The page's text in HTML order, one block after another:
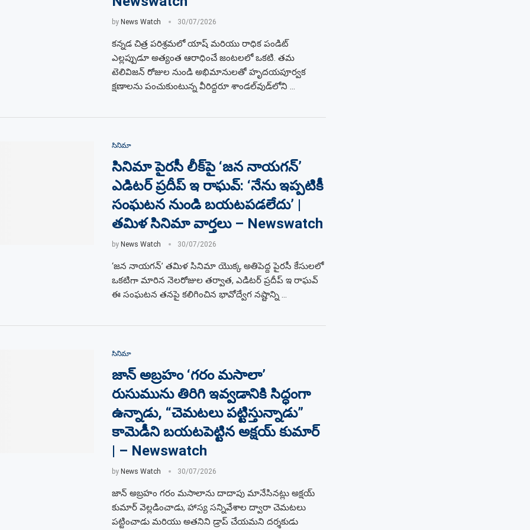
by News Watch 30/07/2026
కన్నడ చిత్ర పరిశ్రమలో యాష్ మరియు రాధిక పండిట్
ఎల్లప్పుడూ అత్యంత ఆరాధించే జంటలలో ఒకటి. తమ
టెలివిజన్ రోజుల నుండి అభిమానులతో హృదయపూర్వక
క్షణాలను పంచుకుంటున్న వీరిద్దరూ శాండల్‌వుడ్‌లోని …
సినిమా
సినిమా పైరసీ లీక్‌పై ‘జన నాయగన్’
ఎడిటర్ ప్రదీప్ ఇ రాఘవ్: ‘నేను ఇప్పటికీ
సంఘటన నుండి బయటపడలేదు’ |
తమిళ సినిమా వార్తలు – Newswatch
by News Watch 30/07/2026
‘జన నాయగన్’ తమిళ సినిమా యొక్క అతిపెద్ద పైరసీ కేసులలో
ఒకటిగా మారిన నెలరోజుల తర్వాత, ఎడిటర్ ప్రదీప్ ఇ రాఘవ్
ఈ సంఘటన తనపై కలిగించిన భావోద్వేగ నష్టాన్ని …
సినిమా
జాన్ అబ్రహం ‘గరం మసాలా’
రుసుమును తిరిగి ఇవ్వడానికి సిద్ధంగా
ఉన్నాడు, “చెమటలు పట్టిస్తున్నాడు”
కామెడీని బయటపెట్టిన అక్షయ్ కుమార్
| – Newswatch
by News Watch 30/07/2026
జాన్ అబ్రహం గరం మసాలాను దాదాపు మానేసినట్లు అక్షయ్
కుమార్ వెల్లడించాడు, హాస్య సన్నివేశాల ద్వారా చెమటలు
పట్టించాడు మరియు అతనిని డ్రాప్ చేయమని దర్శకుడు